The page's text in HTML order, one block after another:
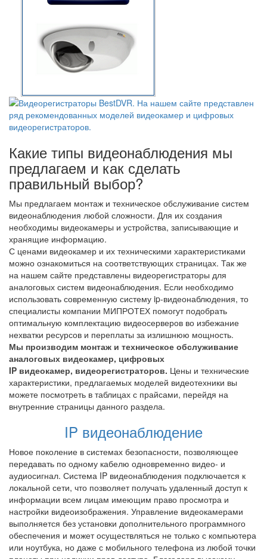
Какие типы видеонаблюдения мы
предлагаем и как сделать
правильный выбор?
Мы предлагаем монтаж и техническое обслуживание систем
видеонаблюдения любой сложности. Для их создания
необходимы видеокамеры и устройства, записывающие и
хранящие информацию.
С ценами видеокамер и их техническими характеристиками
можно ознакомиться на соответствующих страницах. Так же
на нашем сайте представлены видеорегистраторы для
аналоговых систем видеонаблюдения. Если необходимо
использовать современную систему ip-видеонаблюдения, то
специалисты компании МИПРОТЕХ помогут подобрать
оптимальную комплектацию видеосерверов во избежание
нехватки ресурсов и переплаты за излишнюю мощность.
Мы производим монтаж и техническое обслуживание
аналоговых видеокамер, цифровых
IP видеокамер, видеорегистраторов. Цены и технические
характеристики, предлагаемых моделей видеотехники вы
можете посмотреть в таблицах с прайсами, перейдя на
внутренние страницы данного раздела.
IP видеонаблюдение
Новое поколение в системах безопасности, позволяющее
передавать по одному кабелю одновременно видео- и
аудиосигнал. Система IP видеонаблюдения подключается к
локальной сети, что позволяет получать удаленный доступ к
информации всем лицам имеющим право просмотра и
настройки видеоизображения. Управление видеокамерами
выполняется без установки дополнительного программного
обеспечения и может осуществляться не только с компьютера
или ноутбука, но даже с мобильного телефона из любой точки